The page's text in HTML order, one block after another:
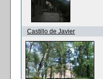
Castillo de Javier